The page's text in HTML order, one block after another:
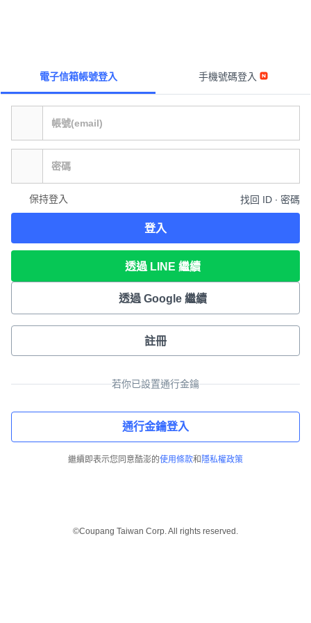
電子信箱帳號登入 手機號碼登入
保持登入 找回 ID ∙ 密碼
登入
透過 LINE 繼續
透過 Google 繼續
註冊
若你已設置通行金鑰
通行金鑰登入
繼續即表示您同意酷澎的使用條款和 隱私權政策
©Coupang Taiwan Corp. All rights reserved.